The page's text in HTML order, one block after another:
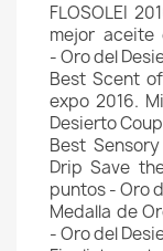
FLOSOLEI
mejor aceite
- Oro del
Best Scent
expo 2016.
Desierto
Best
Drip Save
puntos - Oro
Medalla de
- Oro del